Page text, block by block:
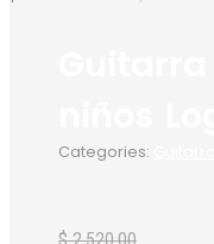
Categories: